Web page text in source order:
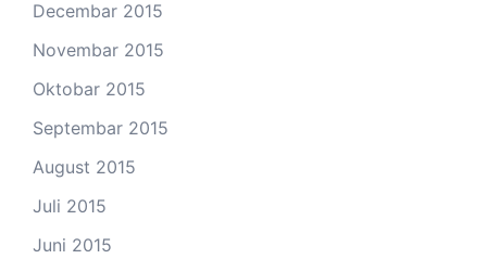
Decembar 2015
Novembar 2015
Oktobar 2015
Septembar 2015
August 2015
Juli 2015
Juni 2015